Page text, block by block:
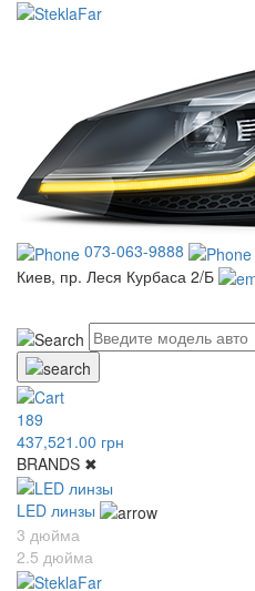
073-063-9888
Киев, пр. Леся Курбаса 2/Б
189
437,521.00 грн
BRANDS ✖
LED линзы
3 дюйма
2.5 дюйма